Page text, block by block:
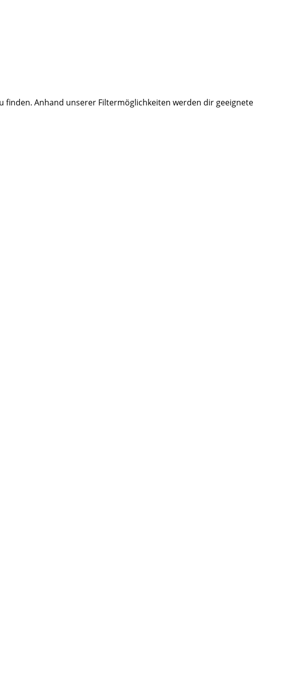
Anhand unserer Filtermöglichkeiten werden dir geeignete